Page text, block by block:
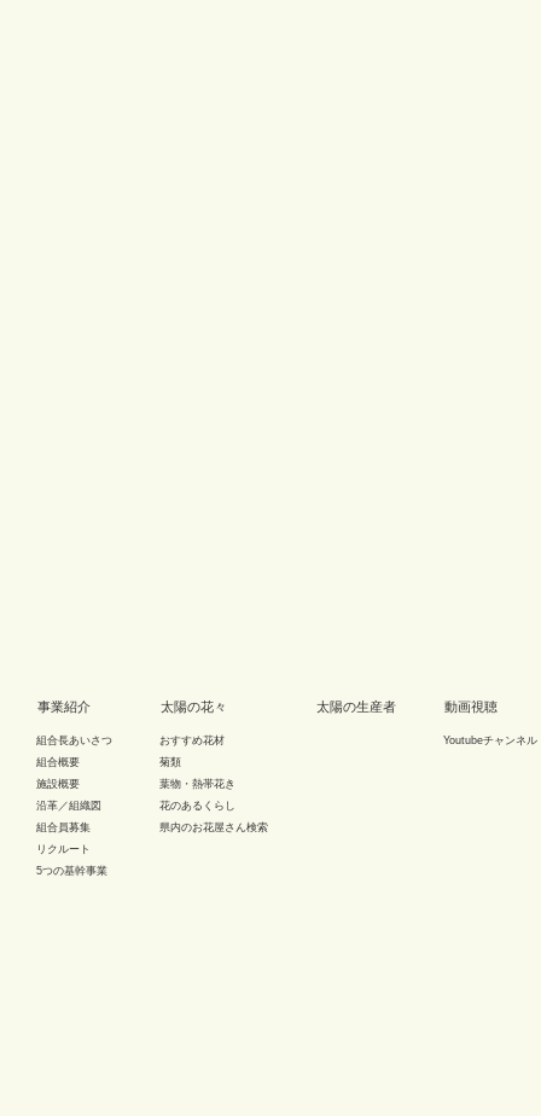
事業紹介
組合長あいさつ
組合概要
施設概要
沿革／組織図
組合員募集
リクルート
5つの基幹事業
太陽の花々
おすすめ花材
菊類
葉物・熱帯花き
花のあるくらし
県内のお花屋さん検索
太陽の生産者 動画視聴
Youtubeチャンネル